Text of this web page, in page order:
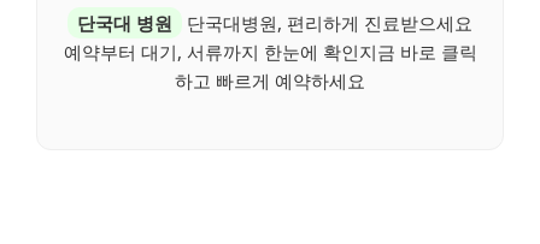
단국대 병원
단국대병원, 편리하게 진료받으세요
예약부터 대기, 서류까지 한눈에 확인지금 바로 클릭
하고 빠르게 예약하세요